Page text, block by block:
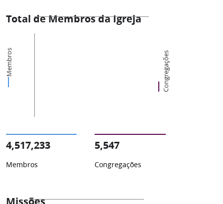
Total de Membros da Igreja
Membros Congregações
4,517,233
Membros
5,547
Congregações
Missões